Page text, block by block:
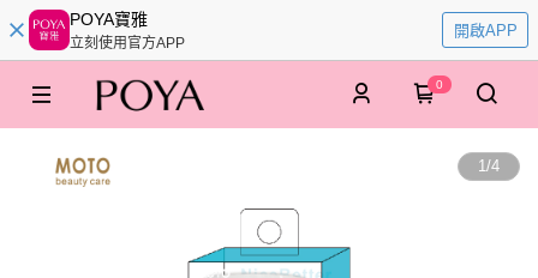
POYA寶雅
立刻使用官方APP
開啟APP
0
1/4